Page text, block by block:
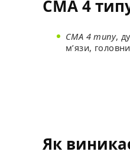
СМА 4
СМА 4 типу,
м’язи,
Як